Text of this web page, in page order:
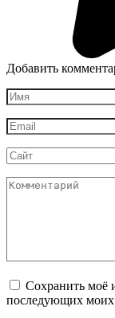
Добавить
Имя
*
Email
*
Сайт
Комментарий
Сохранить моё
последующих моих